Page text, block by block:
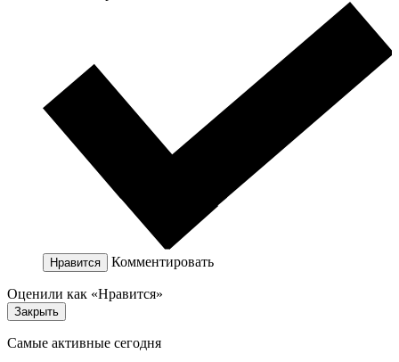
Нравится Комментировать
Оценили как «Нравится»
Закрыть
Самые активные сегодня